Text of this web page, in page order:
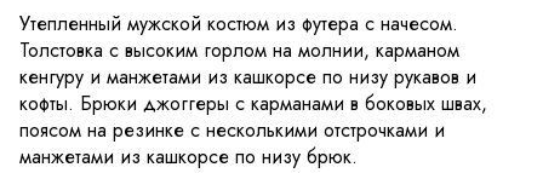
Утепленный мужской костюм из футера с начесом.
Толстовка с высоким горлом на молнии, карманом
кенгуру и манжетами из кашкорсе по низу рукавов и
кофты. Брюки джоггеры с карманами в боковых швах,
поясом на резинке с несколькими отстрочками и
манжетами из кашкорсе по низу брюк.